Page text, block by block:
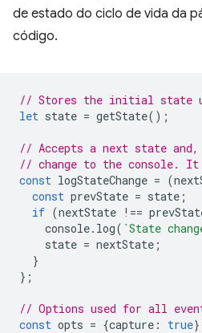
de estado do ciclo de vida da
código.
// Stores the initial state
let state = getState();
// Accepts a next state
// change to the console. It
const logStateChange = (
const prevState = state ;
if (nextState !==
console. log( `State
state = nextState ;
}
};
// Options used for all
const opts = {capture : true